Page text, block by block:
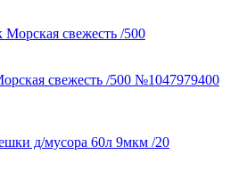
свежесть /500 №1047979400